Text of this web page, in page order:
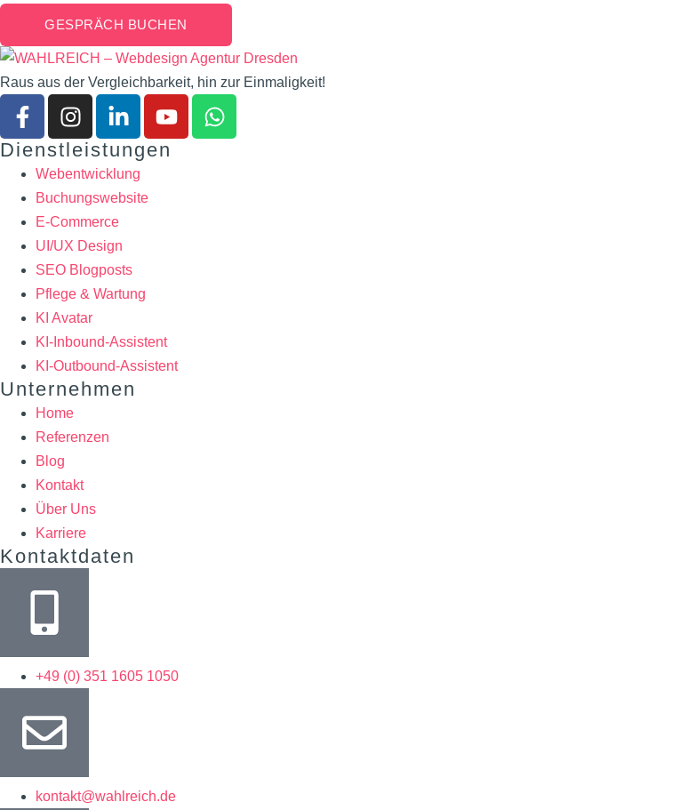
GESPRÄCH BUCHEN
Raus aus der Vergleichbarkeit, hin zur Einmaligkeit!
Dienstleistungen
Webentwicklung
Buchungswebsite
E-Commerce
UI/UX Design
SEO Blogposts
Pflege & Wartung
KI Avatar
KI-Inbound-Assistent
KI-Outbound-Assistent
Unternehmen
Home
Referenzen
Blog
Kontakt
Über Uns
Karriere
Kontaktdaten
+49 (0) 351 1605 1050
kontakt@wahlreich.de